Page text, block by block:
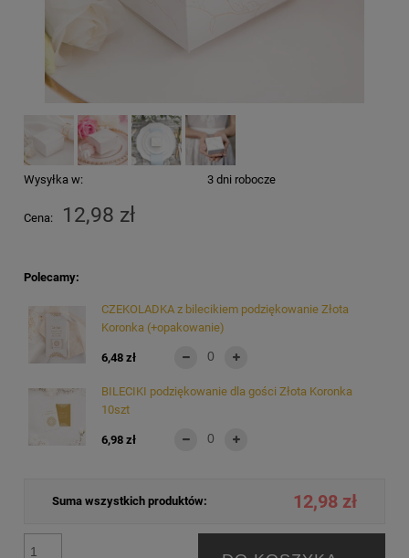
Wysyłka w: 3 dni robocze
Cena: 12,98 zł
Polecamy:
BILECIKI podziękowanie dla gości Złota Koronka
10szt
6,98 zł
CZEKOLADKA z bilecikiem podziękowanie Złota
Koronka (+opakowanie)
6,48 zł
Suma wszystkich produktów: 12,98 zł